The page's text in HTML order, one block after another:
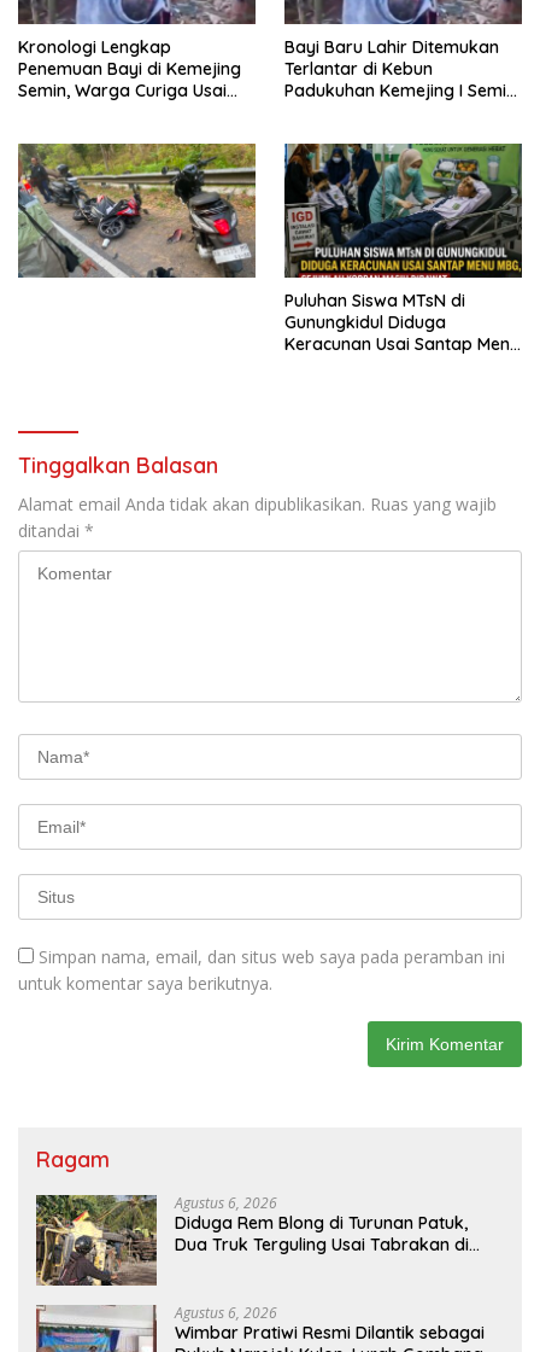
Kronologi Lengkap
Penemuan Bayi di Kemejing
Semin, Warga Curiga Usai
Bayi Baru Lahir Ditemukan
Terlantar di Kebun
Padukuhan Kemejing I Semin,
Puluhan Siswa MTsN di
Gunungkidul Diduga
Keracunan Usai Santap Menu
Tinggalkan Balasan
Alamat email Anda tidak akan dipublikasikan. Ruas yang wajib
ditandai *
Simpan nama, email, dan situs web saya pada peramban ini
untuk komentar saya berikutnya.
Ragam
Agustus 6, 2026
Diduga Rem Blong di Turunan Patuk,
Dua Truk Terguling Usai Tabrakan di
Agustus 6, 2026
Wimbar Pratiwi Resmi Dilantik sebagai